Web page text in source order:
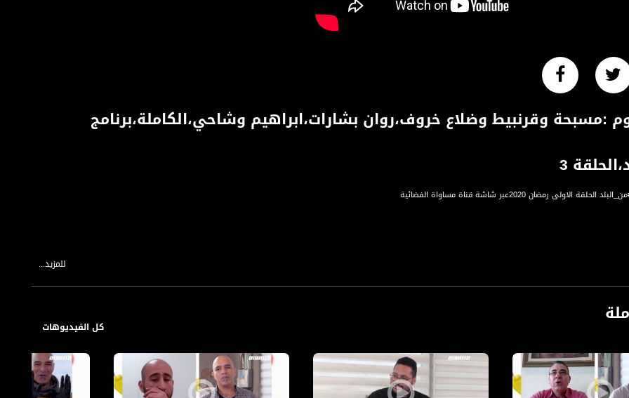
:مسبحة وقرنبيط وضلاع خروف،روان بشارات،ابراهيم وشاحي،الكاملة،برنامج
3
الاولى رمضان 2020عبر شاشة قناة مساواة الفضائية
للمزيد...
كل الفيديوهات